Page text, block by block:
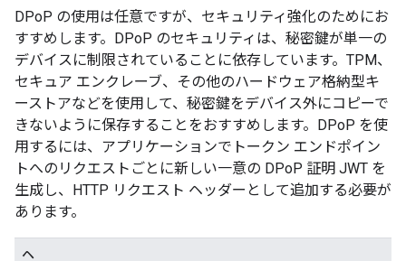
DPoP の使用は任意ですが、セキュリティ強化のためにお
すすめします。DPoP のセキュリティは、秘密鍵が単一の
デバイスに制限されていることに依存しています。TPM、
セキュア エンクレーブ、その他のハードウェア格納型キ
ーストアなどを使用して、秘密鍵をデバイス外にコピーで
きないように保存することをおすすめします。DPoP を使
用するには、アプリケーションでトークン エンドポイン
トへのリクエストごとに新しい一意の DPoP 証明 JWT を
生成し、HTTP リクエスト ヘッダーとして追加する必要が
あります。
ヘ